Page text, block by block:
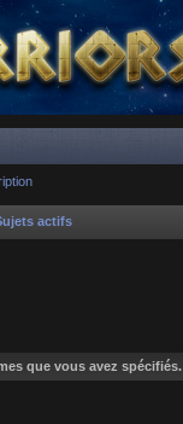
actifs
que vous avez spécifiés.